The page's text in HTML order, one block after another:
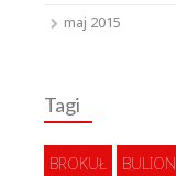
maj 2015
Tagi
BROKUŁ BULION